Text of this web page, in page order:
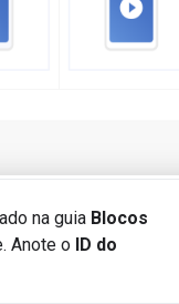
na guia Blocos
Anote o ID do